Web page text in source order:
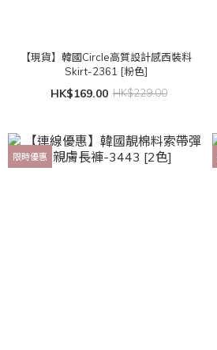
【現貨】韓國Circle高質設計感西裝料
Skirt-2361 [粉色]
HK$169.00 HK$229.00
限時優惠